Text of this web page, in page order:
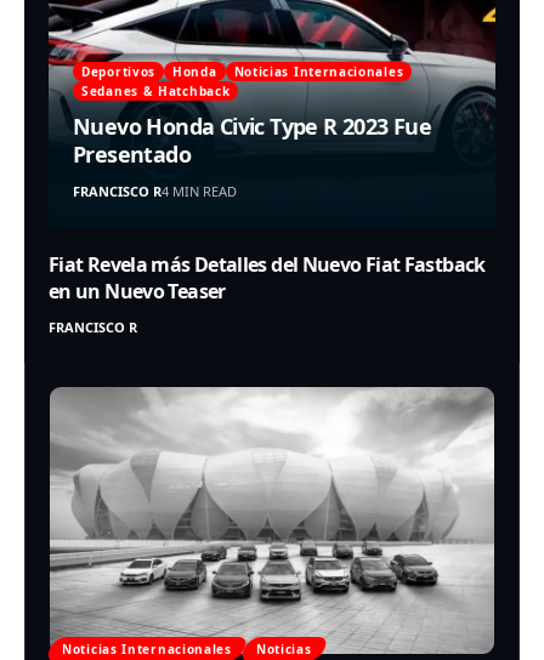
Deportivos Honda
Noticias Internacionales
Sedanes & Hatchback
Nuevo Honda Civic Type R 2023 Fue
Presentado
FRANCISCO R4 MIN READ
Fiat Revela más Detalles del Nuevo Fiat Fastback
en un Nuevo Teaser
FRANCISCO R
Noticias Internacionales Noticias